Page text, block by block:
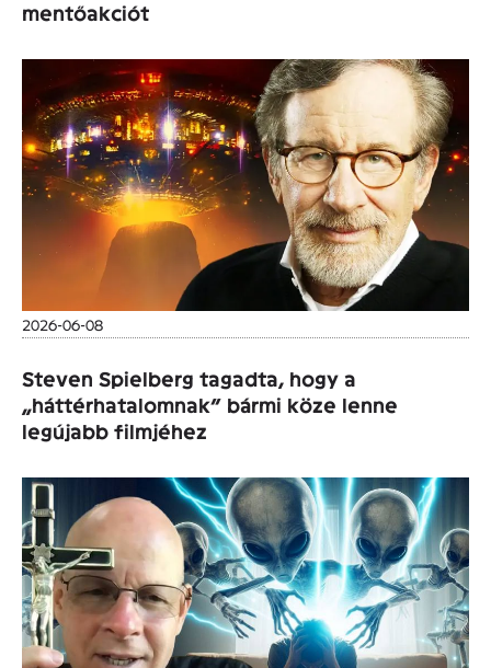
mentőakciót
2026-06-08
Steven Spielberg tagadta, hogy a
„háttérhatalomnak” bármi köze lenne
legújabb filmjéhez